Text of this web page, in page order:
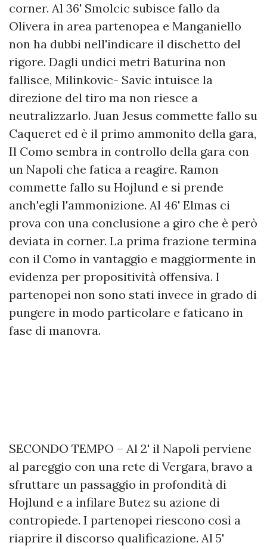
corner. Al 36' Smolcic subisce fallo da
Olivera in area partenopea e Manganiello
non ha dubbi nell'indicare il dischetto del
rigore. Dagli undici metri Baturina non
fallisce, Milinkovic- Savic intuisce la
direzione del tiro ma non riesce a
neutralizzarlo. Juan Jesus commette fallo su
Caqueret ed è il primo ammonito della gara,
Il Como sembra in controllo della gara con
un Napoli che fatica a reagire. Ramon
commette fallo su Hojlund e si prende
anch'egli l'ammonizione. Al 46' Elmas ci
prova con una conclusione a giro che è però
deviata in corner. La prima frazione termina
con il Como in vantaggio e maggiormente in
evidenza per propositività offensiva. I
partenopei non sono stati invece in grado di
pungere in modo particolare e faticano in
fase di manovra.
SECONDO TEMPO – Al 2' il Napoli perviene
al pareggio con una rete di Vergara, bravo a
sfruttare un passaggio in profondità di
Hojlund e a infilare Butez su azione di
contropiede. I partenopei riescono così a
riaprire il discorso qualificazione. Al 5'